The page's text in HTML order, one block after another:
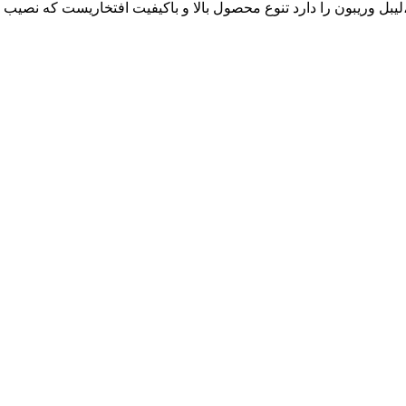
رول حرارتی ،لیبل وریبون را دارد تنوع محصول بالا و باکیفیت